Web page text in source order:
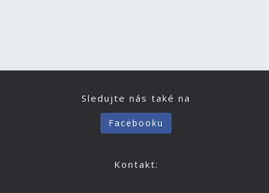
Sledujte nás také na
Facebooku
Kontakt: